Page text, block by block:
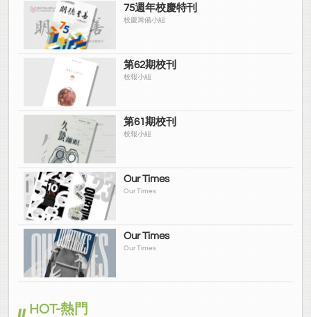
75週年校慶特刊
校慶籌備小組
第62期校刊
校報小組
第61期校刊
校報小組
Our Times
Our Times
Our Times
Our Times
HOT-熱門